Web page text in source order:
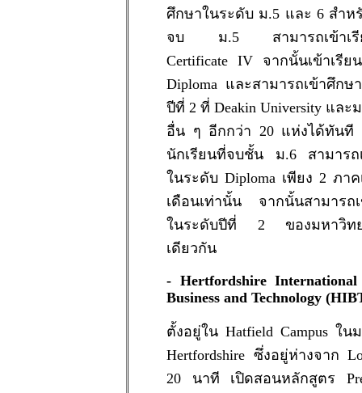
ศึกษาในระดับ ม.5 และ 6 สำห
จบ ม.5 สามารถเข้าเรีย
Certificate IV จากนั้นเข้าเรีย
Diploma และสามารถเข้าศึกษ
ปีที่ 2 ที่ Deakin University และ
อื่น ๆ อีกกว่า 20 แห่งได้ทันที
นักเรียนที่จบชั้น ม.6 สามารถ
ในระดับ Diploma เพียง 2 ภา
เดือนเท่านั้น จากนั้นสามารถ
ในระดับปีที่ 2 ของมหาวิทย
เดียวกัน
- Hertfordshire International
Business and Technology
ตั้งอยู่ใน Hatfield Campus ใน
Hertfordshire ซึ่งอยู่ห่างจาก
20 นาที เปิดสอนหลักสูตร